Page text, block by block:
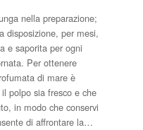
nella preparazione;
disposizione, per mesi,
e saporita per ogni
Per ottenere
di mare è
polpo sia fresco e che
in modo che conservi
di affrontare la…